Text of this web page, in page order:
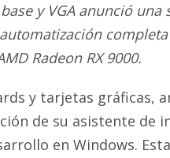
y VGA anunció
Radeon RX 9000.
y tarjetas gráficas,
de su asistente de
en Windows.